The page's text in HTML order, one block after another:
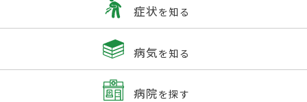
症状を知る
病気を知る
病院を探す